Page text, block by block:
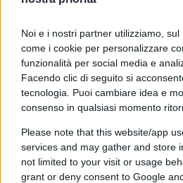
Noi e i nostri partner utilizziamo,
come i cookie per personalizzare
funzionalità per social media e
Facendo clic di seguito si
tecnologia. Puoi cambiare idea e
consenso in qualsiasi momento
Please note that this website/app
services and may gather and store
not limited to your visit or usage
grant or deny consent to Google
Se da una parte non si può
nuova politica estera
trascinare le questioni
indefinitivamente (si
questione della bomba
affrontatacon un intervento
assai efficaceecontro la